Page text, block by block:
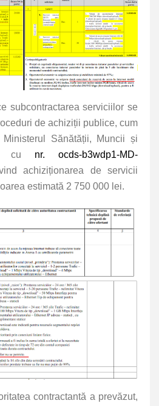
subcontractarea serviciilor se
de achiziții publice, cum
Sănătății, Muncii și
cu nr. ocds-b3wdp1-MD-
achiziționarea de servicii
estimată 2 750 000 lei.
contractantă a prevăzut,